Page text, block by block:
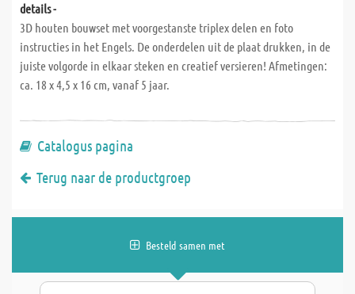
details -
3D houten bouwset met voorgestanste triplex delen en foto
instructies in het Engels. De onderdelen uit de plaat drukken, in de
juiste volgorde in elkaar steken en creatief versieren! Afmetingen:
ca. 18 x 4,5 x 16 cm, vanaf 5 jaar.
Catalogus pagina
Terug naar de productgroep
Besteld samen met